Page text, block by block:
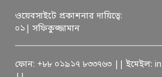
ওয়েবসাইটে প্রকাশনার দায়িত্বে:
০১| সফিকুজ্জামান
ফোন: +৮৮ ০১৯১৭ ৮৩৩৭৬৩ || ইমেইল: